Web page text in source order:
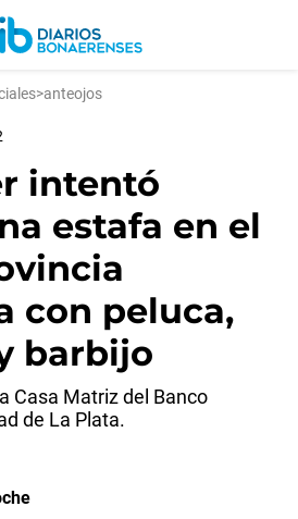
>anteojos
intentó
estafa en el
con peluca,
barbijo
Casa Matriz del Banco
de La Plata.